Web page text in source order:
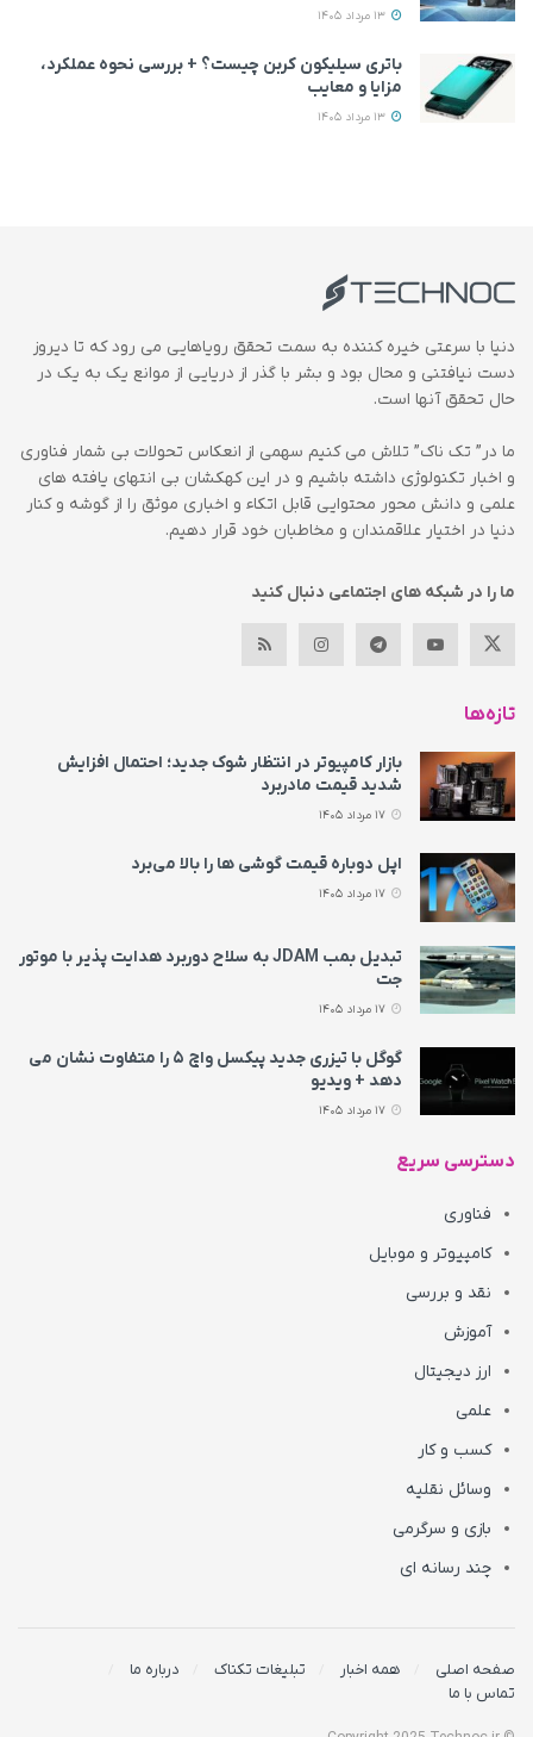
باتری سیلیکون کربن چیست؟ + بررسی نحوه عملکرد،
مزایا و معایب
دنیا با سرعتی خیره کننده به سمت تحقق رویاهایی می رود که تا دیروز
دست نیافتنی و محال بود و بشر با گذر از دریایی از موانع یک به یک در
حال تحقق آنها است.
ما در” تک ناک” تلاش می کنیم سهمی از انعکاس تحولات بی شمار فناوری
و اخبار تکنولوژی داشته باشیم و در این کهکشان بی انتهای یافته های
علمی و دانش محور محتوایی قابل اتکاء و اخباری موثق را از گوشه و کنار
دنیا در اختیار علاقمندان و مخاطبان خود قرار دهیم.
ما را در شبکه های اجتماعی دنبال کنید
تازه‌ها
بازار کامپیوتر در انتظار شوک جدید؛ احتمال افزایش
شدید قیمت مادربرد
اپل دوباره قیمت‌ گوشی ها را بالا می‌برد
تبدیل بمب JDAM به سلاح دوربرد هدایت پذیر با موتور
جت
گوگل با تیزری جدید پیکسل واچ ۵ را متفاوت نشان می‌
دهد + ویدیو
دسترسی سریع
فناوری
کامپیوتر و موبایل
نقد و بررسی
آموزش
ارز دیجیتال
علمی
کسب و کار
وسائل نقلیه
بازی و سرگرمی
چند رسانه ای
صفحه اصلی همه اخبار تبلیغات تکناک
درباره ما
تماس با ما